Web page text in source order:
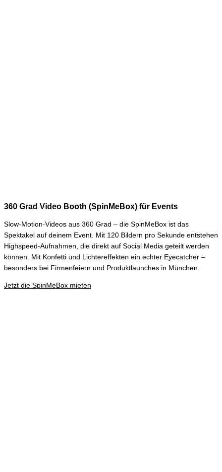
360 Grad Video Booth (SpinMeBox) für Events
Slow-Motion-Videos aus 360 Grad – die SpinMeBox ist das
Spektakel auf deinem Event. Mit 120 Bildern pro Sekunde entstehen
Highspeed-Aufnahmen, die direkt auf Social Media geteilt werden
können. Mit Konfetti und Lichtereffekten ein echter Eyecatcher –
besonders bei Firmenfeiern und Produktlaunches in München.
Jetzt die SpinMeBox mieten